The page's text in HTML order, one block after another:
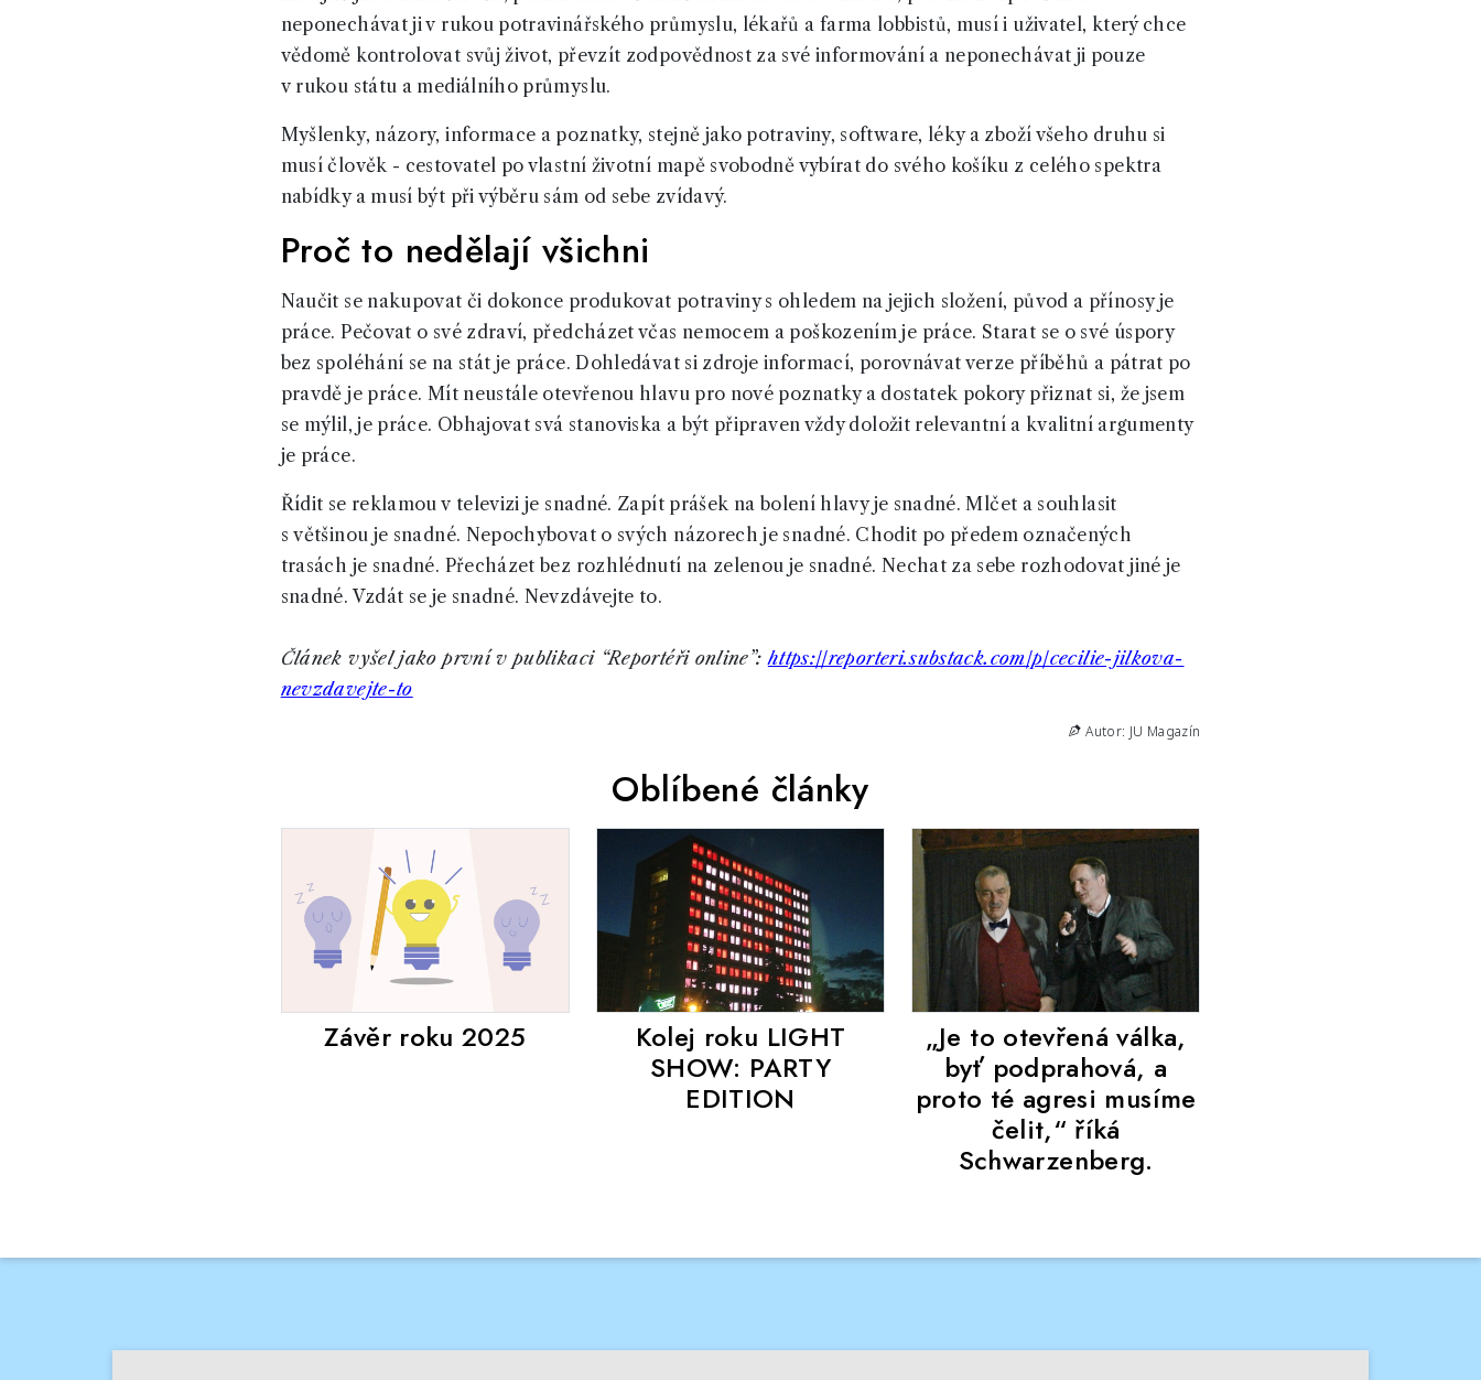
neponechávat ji v rukou potravinářského průmyslu, lékařů a farma lobbistů, musí i uživatel, který chce
vědomě kontrolovat svůj život, převzít zodpovědnost za své informování a neponechávat ji pouze
v rukou státu a mediálního průmyslu.
Myšlenky, názory, informace a poznatky, stejně jako potraviny, software, léky a zboží všeho druhu si
musí člověk - cestovatel po vlastní životní mapě svobodně vybírat do svého košíku z celého spektra
nabídky a musí být při výběru sám od sebe zvídavý.
Proč to nedělají všichni
Naučit se nakupovat či dokonce produkovat potraviny s ohledem na jejich složení, původ a přínosy je
práce. Pečovat o své zdraví, předcházet včas nemocem a poškozením je práce. Starat se o své úspory
bez spoléhání se na stát je práce. Dohledávat si zdroje informací, porovnávat verze příběhů a pátrat po
pravdě je práce. Mít neustále otevřenou hlavu pro nové poznatky a dostatek pokory přiznat si, že jsem
se mýlil, je práce. Obhajovat svá stanoviska a být připraven vždy doložit relevantní a kvalitní argumenty
je práce.
Řídit se reklamou v televizi je snadné. Zapít prášek na bolení hlavy je snadné. Mlčet a souhlasit
s většinou je snadné. Nepochybovat o svých názorech je snadné. Chodit po předem označených
trasách je snadné. Přecházet bez rozhlédnutí na zelenou je snadné. Nechat za sebe rozhodovat jiné je
snadné. Vzdát se je snadné. Nevzdávejte to.
Článek vyšel jako první v publikaci “Reportéři online”: https://reporteri.substack.com/p/cecilie-jilkova-
nevzdavejte-to
Autor: JU Magazín
Oblíbené články
Závěr roku 2025
Kolej roku LIGHT
SHOW: PARTY
EDITION
„Je to otevřená válka,
byť podprahová, a
proto té agresi musíme
čelit,“ říká
Schwarzenberg.